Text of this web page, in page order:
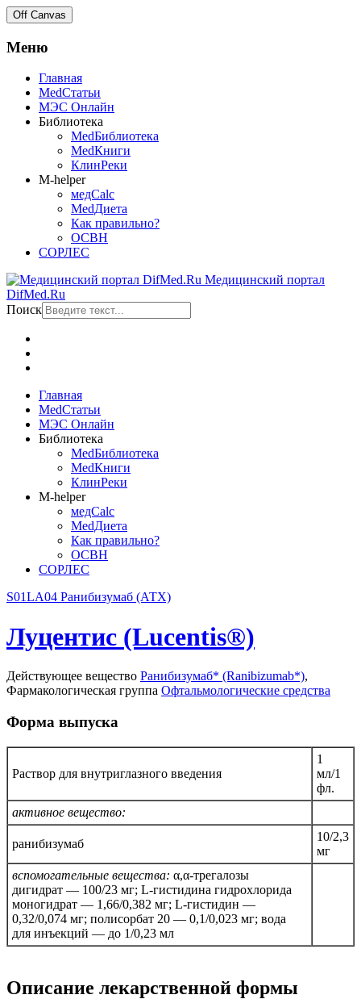
Off Canvas
Меню
Главная
MedСтатьи
МЭС Онлайн
Библиотека
MedБиблиотека
MedКниги
КлинРеки
M-helper
медCalc
MedДиета
Как правильно?
ОСВН
СОРЛЕС
Медицинский портал
DifMed.Ru
Поиск
Главная
MedСтатьи
МЭС Онлайн
Библиотека
MedБиблиотека
MedКниги
КлинРеки
M-helper
медCalc
MedДиета
Как правильно?
ОСВН
СОРЛЕС
S01LA04 Ранибизумаб (АТХ)
Луцентис (Lucentis®)
Действующее вещество Ранибизумаб* (Ranibizumab*),
Фармакологическая группа Офтальмологические средства
Форма выпуска
Раствор для внутриглазного введения
1
мл/1
фл.
активное вещество:
ранибизумаб
10/2,3
мг
вспомогательные вещества: α,α-трегалозы
дигидрат — 100/23 мг; L-гистидина гидрохлорида
моногидрат — 1,66/0,382 мг; L-гистидин —
0,32/0,074 мг; полисорбат 20 — 0,1/0,023 мг; вода
для инъекций — до 1/0,23 мл
Описание лекарственной формы